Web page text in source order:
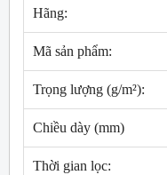
Hãng:
Mã sản phẩm:
Trọng lượng (g/m²):
Chiều dày (mm)
Thời gian lọc: